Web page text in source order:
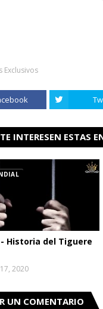
Exclusivos
INTERESEN ESTAS
Historia del Tiguere
2020
UN COMENTARIO